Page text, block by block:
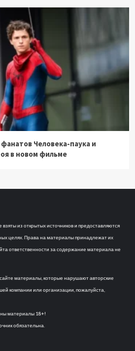
Человека-паука и
в новом фильме
из открытых источников и предоставляются
целях. Права на материалы принадлежат их
ответственности за содержание материала не
материалы, которые нарушают авторские
компании или организации, пожалуйста,
материалы 18+!
обязательна.